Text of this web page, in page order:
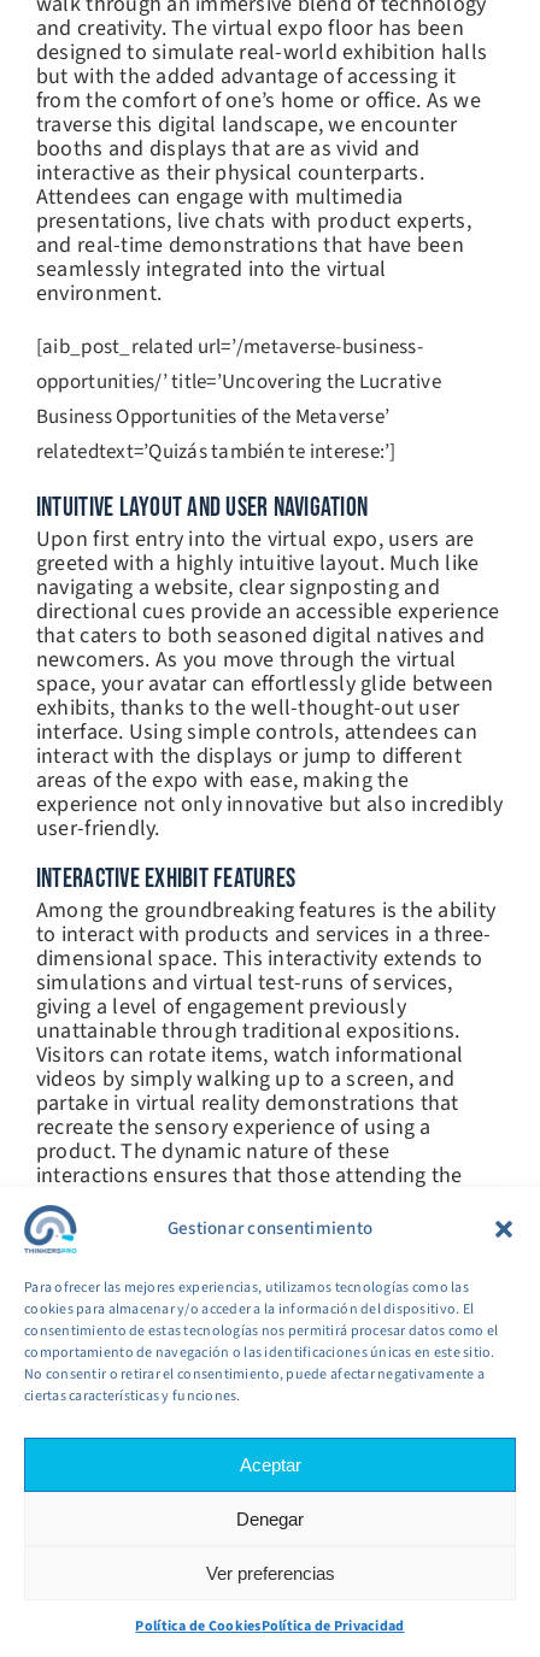
Gestionar consentimiento
Para ofrecer las mejores experiencias, utilizamos tecnologías como las
cookies para almacenar y/o acceder a la información del dispositivo. El
consentimiento de estas tecnologías nos permitirá procesar datos como el
comportamiento de navegación o las identificaciones únicas en este sitio.
No consentir o retirar el consentimiento, puede afectar negativamente a
ciertas características y funciones.
Aceptar
Denegar
Ver preferencias
Política de CookiesPolítica de Privacidad
and creativity. The virtual expo floor has been
designed to simulate real-world exhibition halls
but with the added advantage of accessing it
from the comfort of one’s home or office. As we
traverse this digital landscape, we encounter
booths and displays that are as vivid and
interactive as their physical counterparts.
Attendees can engage with multimedia
presentations, live chats with product experts,
and real-time demonstrations that have been
seamlessly integrated into the virtual
environment.
[aib_post_related url=’/metaverse-business-
opportunities/’ title=’Uncovering the Lucrative
Business Opportunities of the Metaverse’
relatedtext=’Quizás también te interese:’]
INTUITIVE LAYOUT AND USER NAVIGATION
Upon first entry into the virtual expo, users are
greeted with a highly intuitive layout. Much like
navigating a website, clear signposting and
directional cues provide an accessible experience
that caters to both seasoned digital natives and
newcomers. As you move through the virtual
space, your avatar can effortlessly glide between
exhibits, thanks to the well-thought-out user
interface. Using simple controls, attendees can
interact with the displays or jump to different
areas of the expo with ease, making the
experience not only innovative but also incredibly
user-friendly.
INTERACTIVE EXHIBIT FEATURES
Among the groundbreaking features is the ability
to interact with products and services in a three-
dimensional space. This interactivity extends to
simulations and virtual test-runs of services,
giving a level of engagement previously
unattainable through traditional expositions.
Visitors can rotate items, watch informational
videos by simply walking up to a screen, and
partake in virtual reality demonstrations that
recreate the sensory experience of using a
product. The dynamic nature of these
interactions ensures that those attending the
expo come away with a much deeper
understanding of the offerings on display.
NETWORKING AND COMMUNICATION HUBS
The virtual expo floor in a metaverse also
includes dedicated areas for networking and
communication, critical components of any expo
experience. These purposely designed hubs
allow for instant chat and video interactions,
discussions akin to real-life events. The ease of
dropping into a conversation, exchanging
business cards in the form of digital contact
information, or joining a roundtable discussion
of the virtual expo scene, bolstering